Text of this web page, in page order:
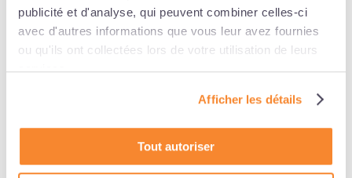
publicité et d'analyse, qui peuvent combiner celles-ci
avec d'autres informations que vous leur avez fournies
ou qu'ils ont collectées lors de votre utilisation de leurs
services.
Afficher les détails
Tout autoriser
encadrée. En effet, la directive européenne sur la
transparence salariale du 10 mai 2023 crée de
nouvelles obligations pour les employeurs en matière
Chèques-vacances : Un levier de pouvoir d’achat à
activer avant l’été.